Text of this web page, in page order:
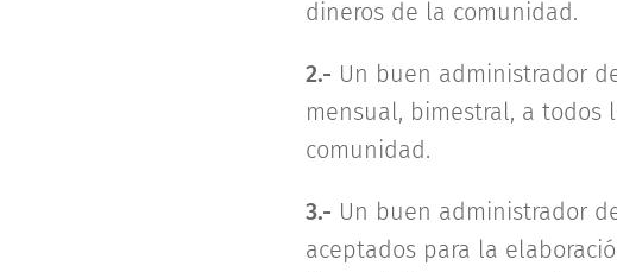
dineros de la comunidad.
2.- Un buen administrador
mensual, bimestral, a
comunidad.
3.- Un buen administrador
aceptados para la